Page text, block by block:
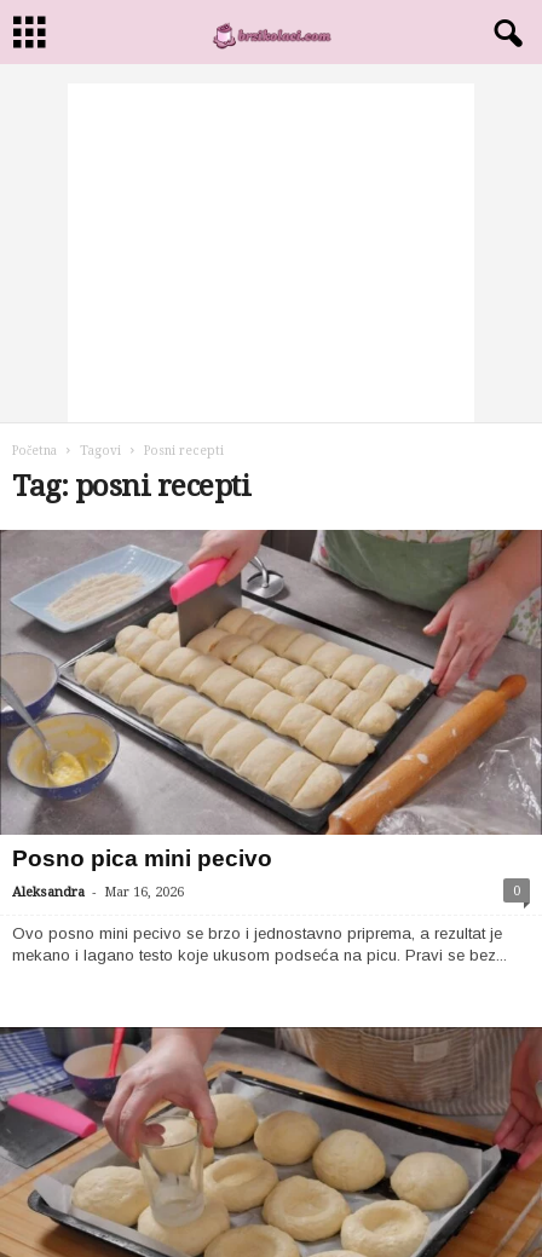
Početna Tagovi Posni recepti
Tag: posni recepti
Posno pica mini pecivo
Aleksandra - Mar 16, 2026 0
Ovo posno mini pecivo se brzo i jednostavno priprema, a rezultat je
mekano i lagano testo koje ukusom podseća na picu. Pravi se bez...